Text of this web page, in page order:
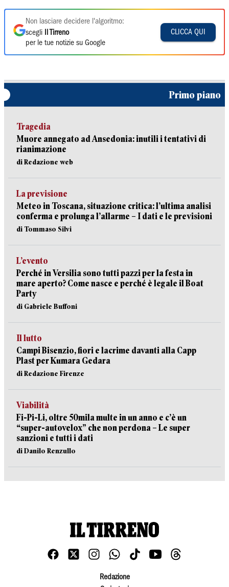
Non lasciare decidere l'algoritmo:
scegli
Il Tirreno
per le tue notizie su Google
CLICCA QUI
Primo piano
Tragedia
Muore annegato ad Ansedonia: inutili i tentativi di
rianimazione
di Redazione web
La previsione
Meteo in Toscana, situazione critica: l’ultima analisi
conferma e prolunga l’allarme – I dati e le previsioni
di Tommaso Silvi
L’evento
Perché in Versilia sono tutti pazzi per la festa in
mare aperto? Come nasce e perché è legale il Boat
Party
di Gabriele Buffoni
Il lutto
Campi Bisenzio, fiori e lacrime davanti alla Capp
Plast per Kumara Gedara
di Redazione Firenze
Viabilità
Fi-Pi-Li, oltre 50mila multe in un anno e c’è un
“super-autovelox” che non perdona – Le super
sanzioni e tutti i dati
di Danilo Renzullo
Redazione